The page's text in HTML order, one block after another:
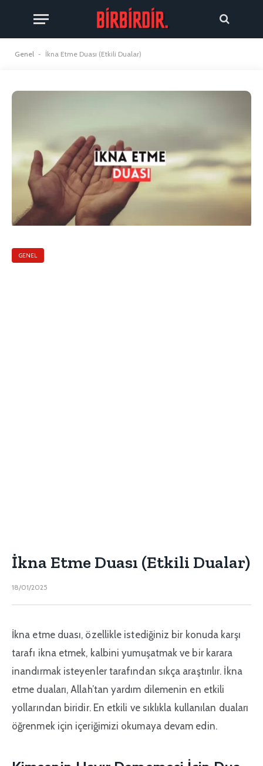
Genel - İkna Etme Duası (Etkili Dualar)
GENEL
İkna Etme Duası (Etkili Dualar)
18/01/2025
İkna etme duası, özellikle istediğiniz bir konuda karşı
tarafı ikna etmek, kalbini yumuşatmak ve bir karara
inandırmak isteyenler tarafından sıkça araştırılır. İkna
etme duaları, Allah’tan yardım dilemenin en etkili
yollarından biridir. En etkili ve sıklıkla kullanılan duaları
öğrenmek için içeriğimizi okumaya devam edin.